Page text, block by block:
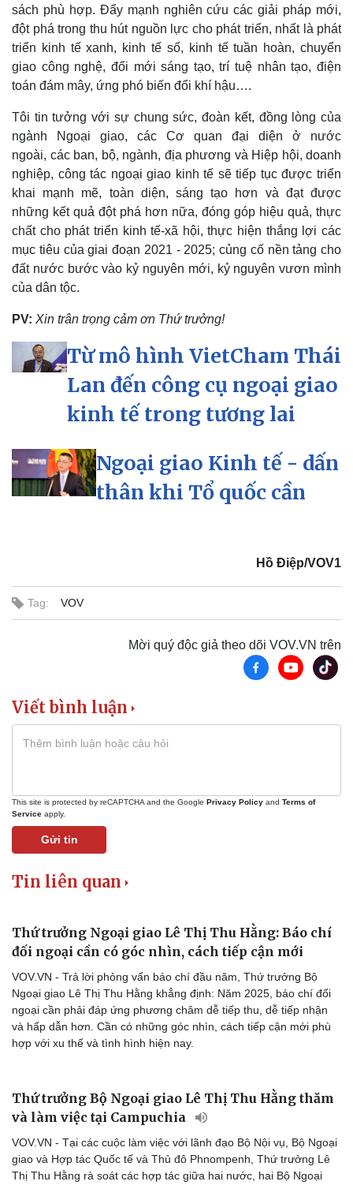
Văn hóa
Sân khấu - Điện ảnh
Văn học
Di sản
Giải trí
Nghệ sĩ
Thời trang
Tư vấn
Săn Tour
check-in
Đọc truyện đêm khuya
sách phù hợp. Đẩy mạnh nghiên cứu các giải pháp mới,
đột phá trong thu hút nguồn lực cho phát triển, nhất là phát
triển kinh tế xanh, kinh tế số, kinh tế tuần hoàn, chuyển
giao công nghệ, đổi mới sáng tạo, trí tuệ nhân tạo, điện
toán đám mây, ứng phó biến đổi khí hậu….
Tôi tin tưởng với sự chung sức, đoàn kết, đồng lòng của
ngành Ngoại giao, các Cơ quan đại diện ở nước
ngoài, các ban, bộ, ngành, địa phương và Hiệp hội, doanh
nghiệp, công tác ngoại giao kinh tế sẽ tiếp tục được triển
khai mạnh mẽ, toàn diện, sáng tạo hơn và đạt được
những kết quả đột phá hơn nữa, đóng góp hiệu quả, thực
chất cho phát triển kinh tế-xã hội, thực hiện thắng lợi các
mục tiêu của giai đoạn 2021 - 2025; củng cố nền tảng cho
đất nước bước vào kỷ nguyên mới, kỷ nguyên vươn mình
của dân tộc.
PV: Xin trân trọng cảm ơn Thứ trưởng!
Từ mô hình VietCham Thái
Lan đến công cụ ngoại giao
kinh tế trong tương lai
Ngoại giao Kinh tế - dấn
thân khi Tổ quốc cần
Hồ Điệp/VOV1
Tag: VOV
Mời quý độc giả theo dõi VOV.VN trên
Viết bình luận
This site is protected by reCAPTCHA and the Google Privacy Policy and Terms of
Service apply.
Gửi tin
Tin liên quan
Thứ trưởng Ngoại giao Lê Thị Thu Hằng: Báo chí
đối ngoại cần có góc nhìn, cách tiếp cận mới
VOV.VN - Trả lời phỏng vấn báo chí đầu năm, Thứ trưởng Bộ
Ngoại giao Lê Thị Thu Hằng khẳng định: Năm 2025, báo chí đối
ngoại cần phải đáp ứng phương châm dễ tiếp thu, dễ tiếp nhận
và hấp dẫn hơn. Cần có những góc nhìn, cách tiếp cận mới phù
hợp với xu thế và tình hình hiện nay.
Thứ trưởng Bộ Ngoại giao Lê Thị Thu Hằng thăm
và làm việc tại Campuchia
VOV.VN - Tại các cuộc làm việc với lãnh đạo Bộ Nội vụ, Bộ Ngoại
giao và Hợp tác Quốc tế và Thủ đô Phnompenh, Thứ trưởng Lê
Thị Thu Hằng rà soát các hợp tác giữa hai nước, hai Bộ Ngoại